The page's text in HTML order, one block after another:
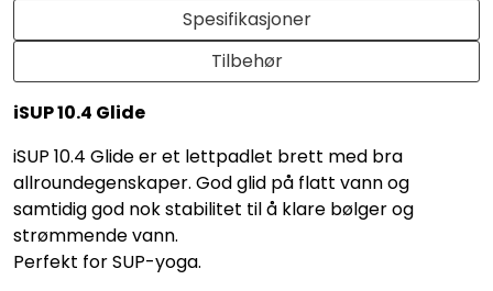
Spesifikasjoner
Tilbehør
iSUP 10.4 Glide
iSUP 10.4 Glide er et lettpadlet brett med bra
allroundegenskaper. God glid på flatt vann og
samtidig god nok stabilitet til å klare bølger og
strømmende vann.
Perfekt for SUP-yoga.